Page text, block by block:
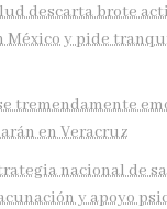
descarta brote
México y pide
tremendamente
en Veracruz
nacional de
y apoyo